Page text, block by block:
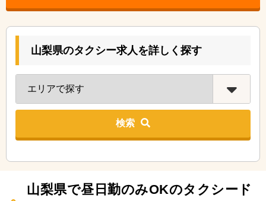
山梨県のタクシー求人を詳しく探す
検索
山梨県で昼日勤のみOKのタクシード